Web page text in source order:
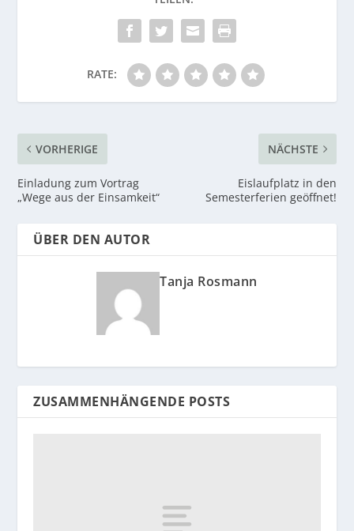
RATE:
VORHERIGE
Einladung zum Vortrag
„Wege aus der Einsamkeit“
NÄCHSTE
Eislaufplatz in den
Semesterferien geöffnet!
ÜBER DEN AUTOR
Tanja Rosmann
ZUSAMMENHÄNGENDE POSTS